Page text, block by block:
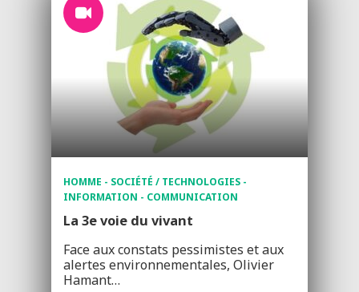
HOMME - SOCIÉTÉ / TECHNOLOGIES -
INFORMATION - COMMUNICATION
La 3e voie du vivant
Face aux constats pessimistes et aux
alertes environnementales, Olivier
Hamant…